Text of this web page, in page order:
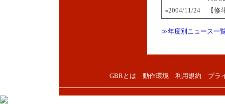
■2004/11/24 【
≫年度別ニュース一
GBRとは 動作環境 利用規約 プラ